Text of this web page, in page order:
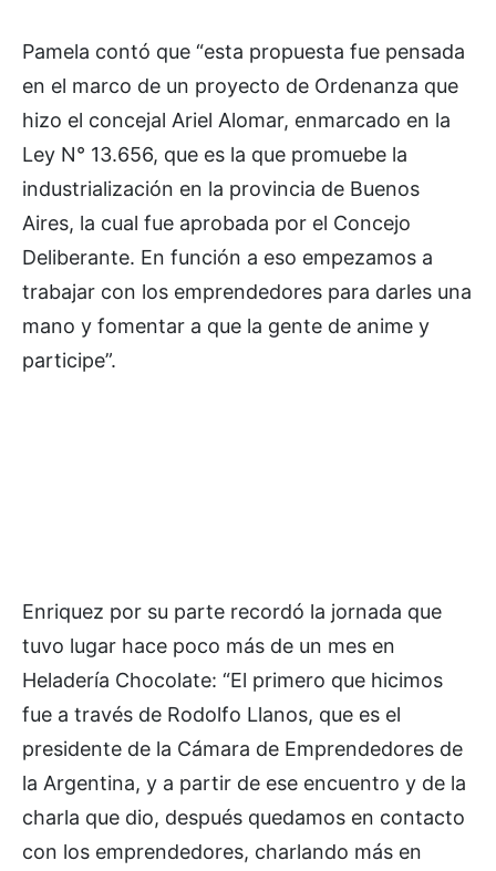
Pamela contó que “esta propuesta fue pensada
en el marco de un proyecto de Ordenanza que
hizo el concejal Ariel Alomar, enmarcado en la
Ley N° 13.656, que es la que promuebe la
industrialización en la provincia de Buenos
Aires, la cual fue aprobada por el Concejo
Deliberante. En función a eso empezamos a
trabajar con los emprendedores para darles una
mano y fomentar a que la gente de anime y
participe”.
Enriquez por su parte recordó la jornada que
tuvo lugar hace poco más de un mes en
Heladería Chocolate: “El primero que hicimos
fue a través de Rodolfo Llanos, que es el
presidente de la Cámara de Emprendedores de
la Argentina, y a partir de ese encuentro y de la
charla que dio, después quedamos en contacto
con los emprendedores, charlando más en